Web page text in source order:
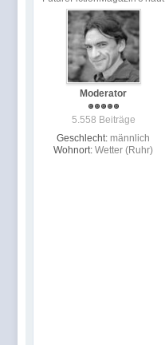
Moderator
5.558 Beiträge
Geschlecht: männlich
Wohnort: Wetter (Ruhr)